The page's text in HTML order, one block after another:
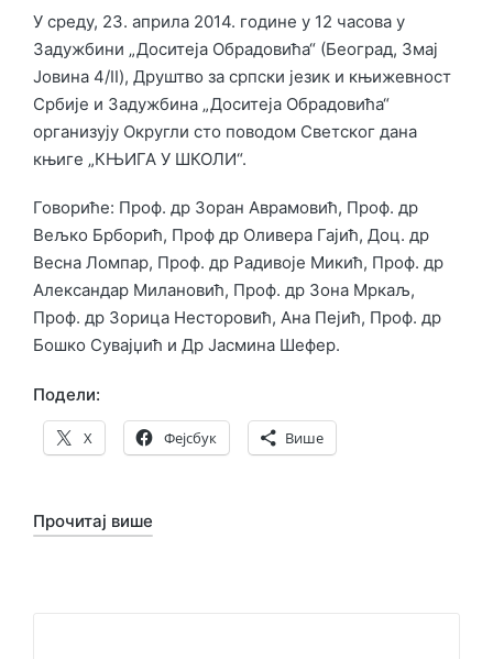
У среду, 23. априла 2014. године у 12 часова у
Задужбини „Доситеја Обрадовића“ (Београд, Змај
Јовина 4/II), Друштво за српски језик и књижевност
Србије и Задужбина „Доситеја Обрадовића“
организују Oкругли сто поводом Светског дана
књиге „КЊИГА У ШКОЛИ“.
Говориће: Проф. др Зоран Аврамовић, Проф. др
Вељко Брборић, Проф др Оливера Гајић, Доц. др
Весна Ломпар, Проф. др Радивоје Микић, Проф. др
Александар Милановић, Проф. др Зона Мркаљ,
Проф. др Зорица Несторовић, Ана Пејић, Проф. др
Бошко Сувајџић и Др Јасмина Шефер.
Подели:
X Фејсбук Више
Прочитај више